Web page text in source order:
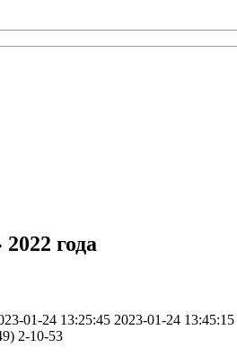
года
01-24 13:25:45 2023-01-24 13:45:15
2-10-53